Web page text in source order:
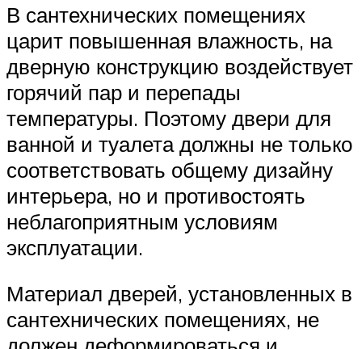
В сантехнических помещениях
царит повышенная влажность, на
дверную конструкцию воздействует
горячий пар и перепады
температуры. Поэтому двери для
ванной и туалета должны не только
соответствовать общему дизайну
интерьера, но и противостоять
неблагоприятным условиям
эксплуатации.
Материал дверей, установленных в
сантехнических помещениях, не